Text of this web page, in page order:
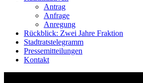
Antrag
Anfrage
Anregung
Rückblick: Zwei Jahre Fraktion
Stadtratstelegramm
Pressemitteilungen
Kontakt